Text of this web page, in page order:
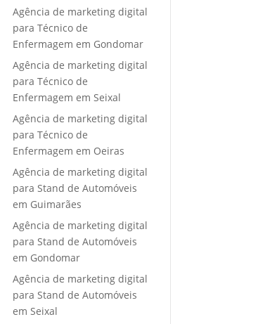
Agência de marketing digital
para Técnico de
Enfermagem em Gondomar
Agência de marketing digital
para Técnico de
Enfermagem em Seixal
Agência de marketing digital
para Técnico de
Enfermagem em Oeiras
Agência de marketing digital
para Stand de Automóveis
em Guimarães
Agência de marketing digital
para Stand de Automóveis
em Gondomar
Agência de marketing digital
para Stand de Automóveis
em Seixal